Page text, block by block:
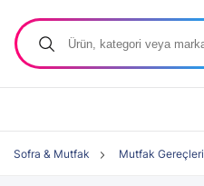
Sofra & Mutfak Mutfak Gereçleri